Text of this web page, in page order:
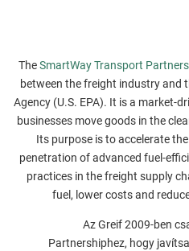
TheSmartWay Transport
between the freight industry and
Agency (U.S. EPA). It is a market-
businesses move goods in the
Its purpose is to accelerate
penetration of advanced fuel-
practices in the freight supply
fuel, lower costs and
Az Greif 2009-ben
Partnershiphez, hogy